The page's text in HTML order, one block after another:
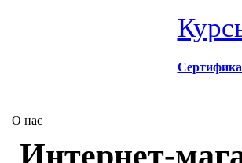
О нас
Интернет-